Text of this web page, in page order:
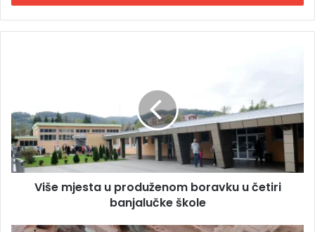
i
t
l
a
d
r
e
m
j
e
s
t
Više mjesta u produženom boravku u četiri
banjalučke škole